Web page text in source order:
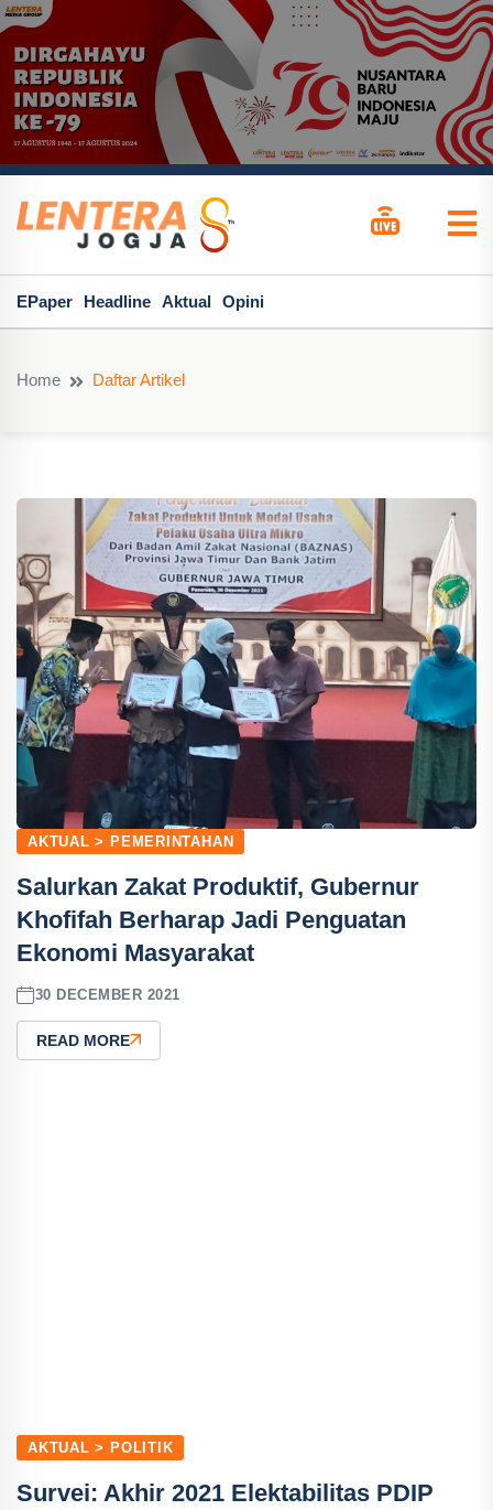
EPaper Headline Aktual Opini
Home Daftar Artikel
AKTUAL > PEMERINTAHAN
Salurkan Zakat Produktif, Gubernur
Khofifah Berharap Jadi Penguatan
Ekonomi Masyarakat
30 DECEMBER 2021
READ MORE
AKTUAL > POLITIK
Survei: Akhir 2021 Elektabilitas PDIP